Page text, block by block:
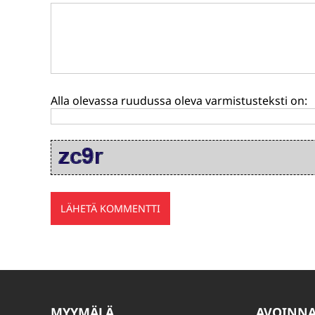
Alla olevassa ruudussa oleva varmistusteksti on: